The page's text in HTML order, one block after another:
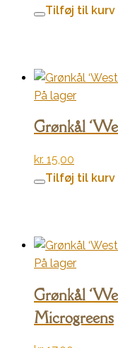
Tilføj til kurv
På lager
Grønkål
kr. 15,00
Tilføj til kurv
På lager
Grønkål
Microgreens